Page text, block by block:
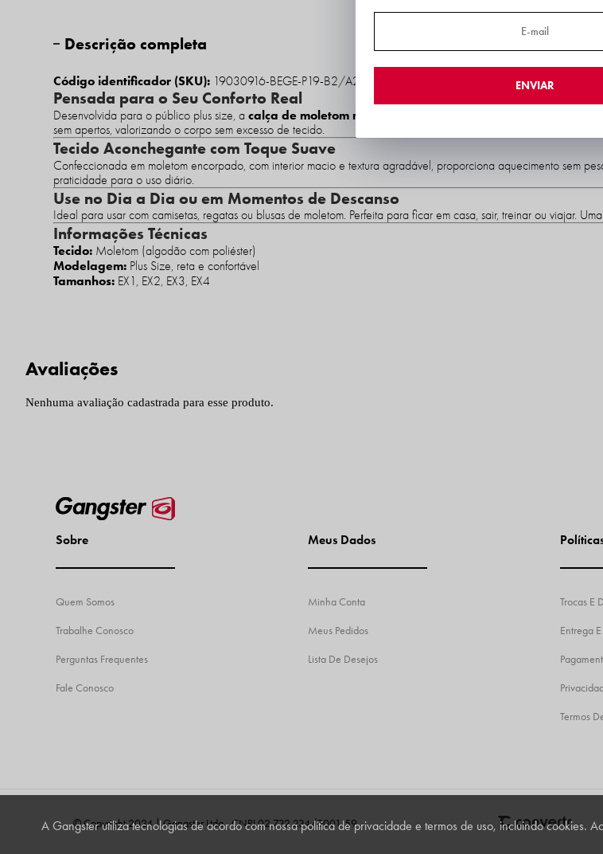
Descrição completa
Código identificador (SKU): 19030916-BEGE-P19-B2/A2
Pensada para o Seu Conforto Real
Desenvolvida para o público plus size, acalça de moletom masculina
oferece liberdade para se
sem apertos, valorizando o corpo sem excesso de tecido.
Tecido Aconchegante com Toque Suave
Confeccionada em moletom encorpado, com interior macio e textura agradável, proporciona aquecimento sem
praticidade para o uso diário.
Use no Dia a Dia ou em Momentos de Descanso
Ideal para usar com camisetas, regatas ou blusas de moletom. Perfeita para ficar em casa, sair, treinar ou viajar.
Informações Técnicas
Tecido: Moletom (algodão com poliéster)
Modelagem: Plus Size, reta e confortável
Tamanhos: EX1, EX2, EX3, EX4
Nenhuma avaliação cadastrada para esse produto.
Sobre
Quem Somos
Trabalhe Conosco
Perguntas Frequentes
Fale Conosco
Meus Dados
Minha Conta
Meus Pedidos
Lista De Desejos
Trocas E
Entrega
Termos
© Copyright 2024 | Gangster Ltda - CNPJ 02.732.234/0001-59
A Gangster utiliza tecnologias de acordo com nossa política de privacidade e termos de uso, incluindo cookies.
ENVIAR